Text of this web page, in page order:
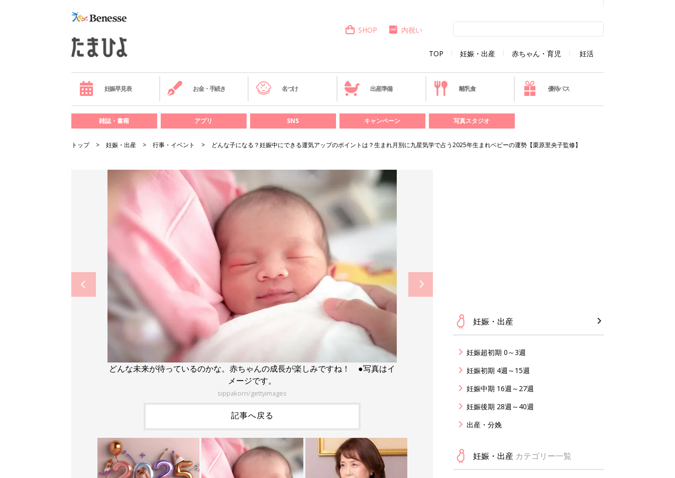
TOP 妊娠・出産 赤ちゃん・育児 妊活
SHOP 内祝い
妊娠早見表 お金・手続き 名づけ 出産準備 離乳食 優待パス
雑誌・書籍 アプリ SNS キャンペーン 写真スタジオ
トップ 妊娠・出産 行事・イベント どんな子になる？妊娠中にできる運気アップのポイントは？生まれ月別に九星気学で占う2025年生まれベビーの運勢【栗原里央子監修】
どんな未来が待っているのかな。赤ちゃんの成長が楽しみですね！ ●写真はイ
メージです。
sippakorn/gettyimages
記事へ戻る
妊娠・出産
妊娠超初期 0～3週
妊娠初期 4週～15週
妊娠中期 16週～27週
妊娠後期 28週～40週
出産・分娩
妊娠・出産 カテゴリー一覧